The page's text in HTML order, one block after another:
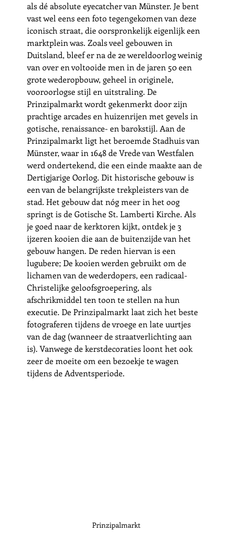
als dé absolute eyecatcher van Münster. Je bent
vast wel eens een foto tegengekomen van deze
iconisch straat, die oorspronkelijk eigenlijk een
marktplein was. Zoals veel gebouwen in
Duitsland, bleef er na de 2e wereldoorlog weinig
van over en voltooide men in de jaren 50 een
grote wederopbouw, geheel in originele,
vooroorlogse stijl en uitstraling. De
Prinzipalmarkt wordt gekenmerkt door zijn
prachtige arcades en huizenrijen met gevels in
gotische, renaissance- en barokstijl. Aan de
Prinzipalmarkt ligt het beroemde Stadhuis van
Münster, waar in 1648 de Vrede van Westfalen
werd ondertekend, die een einde maakte aan de
Dertigjarige Oorlog. Dit historische gebouw is
een van de belangrijkste trekpleisters van de
stad. Het gebouw dat nóg meer in het oog
springt is de Gotische St. Lamberti Kirche. Als
je goed naar de kerktoren kijkt, ontdek je 3
ijzeren kooien die aan de buitenzijde van het
gebouw hangen. De reden hiervan is een
lugubere; De kooien werden gebruikt om de
lichamen van de wederdopers, een radicaal-
Christelijke geloofsgroepering, als
afschrikmiddel ten toon te stellen na hun
executie. De Prinzipalmarkt laat zich het beste
fotograferen tijdens de vroege en late uurtjes
van de dag (wanneer de straatverlichting aan
is). Vanwege de kerstdecoraties loont het ook
zeer de moeite om een bezoekje te wagen
tijdens de Adventsperiode.
Prinzipalmarkt